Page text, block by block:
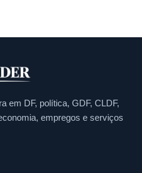
em DF, política, GDF, CLDF,
empregos e serviços